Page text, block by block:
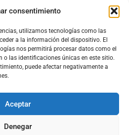
consentimiento
utilizamos tecnologías como las
a la información del dispositivo. El
nos permitirá procesar datos como el
o las identificaciones únicas en este sitio.
puede afectar negativamente a
Aceptar
Denegar